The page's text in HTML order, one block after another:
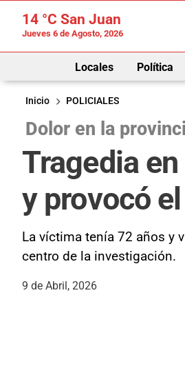
14 °C San Juan
Jueves 6 de Agosto, 2026
Locales Política
Inicio
POLICIALES
Dolor en la
Tragedia
y provocó
La víctima tenía 72 años y
centro de la investigación.
9 de Abril, 2026